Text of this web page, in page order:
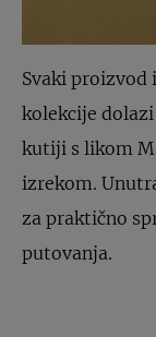
Svaki proizvod
kolekcije
kutiji s likom
izrekom.
za praktično
putovanja.